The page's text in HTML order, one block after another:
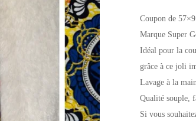
Coupon de
Marque Super
Idéal pour la
grâce à ce joli
Lavage à la
Qualité souple,
Si vous